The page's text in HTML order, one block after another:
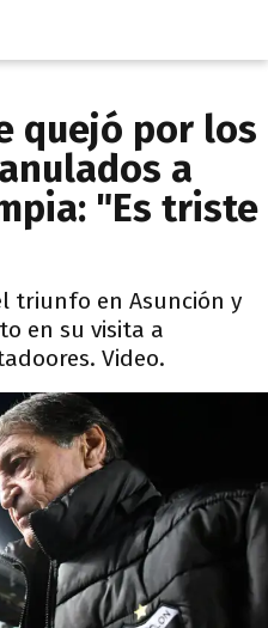
quejó por los
a
"Es triste
triunfo en Asunción y
en su visita a
Video.